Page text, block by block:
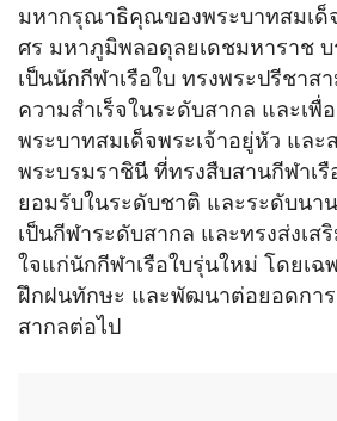
มหากรุณาธิคุณของพระบาทสมเด็
ศร มหาภูมิพลอดุลยเดชมหาราช
เป็นนักกีฬาเรือใบ ทรงพระปรีชาส
ความสำเร็จในระดับสากล และเพื่
พระบาทสมเด็จพระเจ้าอยู่หัว และ
พระบรมราชินี ที่ทรงสืบสานกีฬาเรื
ยอมรับในระดับชาติ และระดับนา
เป็นกีฬาระดับสากล และทรงส่งเส
ใจแก่นักกีฬาเรือใบรุ่นใหม่ โดยเฉ
ฝึกฝนทักษะ และพัฒนาต่อยอดการ
สากลต่อไป